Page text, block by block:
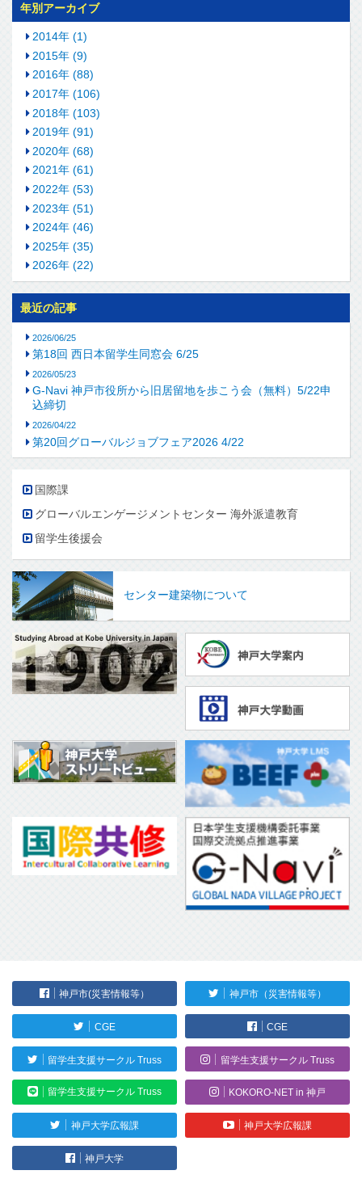
年別アーカイブ
2014年 (1)
2015年 (9)
2016年 (88)
2017年 (106)
2018年 (103)
2019年 (91)
2020年 (68)
2021年 (61)
2022年 (53)
2023年 (51)
2024年 (46)
2025年 (35)
2026年 (22)
最近の記事
2026/06/25
第18回 西日本留学生同窓会 6/25
2026/05/23
G-Navi 神戸市役所から旧居留地を歩こう会（無料）5/22申
込締切
2026/04/22
第20回グローバルジョブフェア2026 4/22
国際課
グローバルエンゲージメントセンター 海外派遣教育
留学生後援会
センター建築物について
神戸市(災害情報等） 神戸市（災害情報等）
CGE CGE
留学生支援サークル Truss 留学生支援サークル Truss
留学生支援サークル Truss KOKORO-NET in 神戸
神戸大学広報課 神戸大学広報課
神戸大学